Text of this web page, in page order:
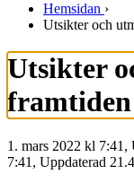
Hemsidan ›
Utsikter och
Utsikter
1. mars 2022 kl
7:41 , Uppdaterad